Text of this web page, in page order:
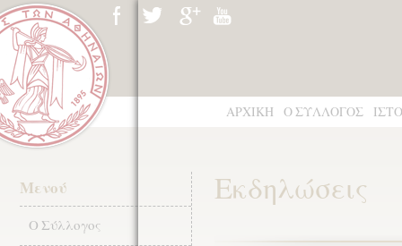
ΑΡΧΙΚΗ Ο ΣΥΛΛΟΓΟΣ
Μενού
Ο Σύλλογος
Εκδηλώσεις